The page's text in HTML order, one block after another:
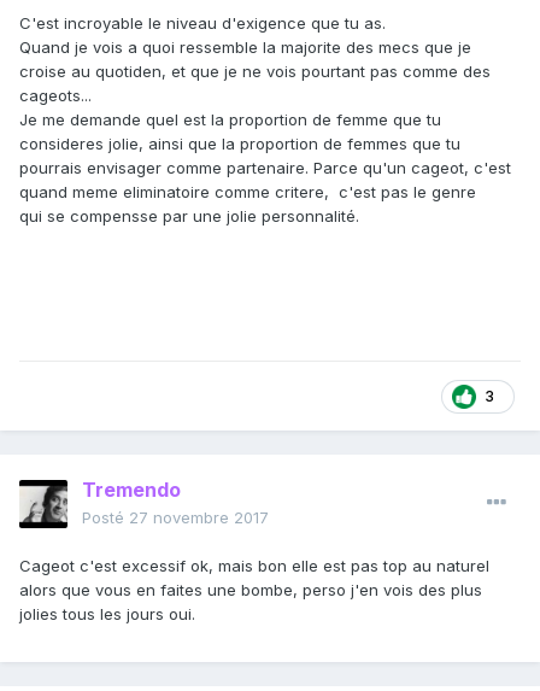
C'est incroyable le niveau d'exigence que tu as.
Quand je vois a quoi ressemble la majorite des mecs que je
croise au quotiden, et que je ne vois pourtant pas comme des
cageots...
Je me demande quel est la proportion de femme que tu
consideres jolie, ainsi que la proportion de femmes que tu
pourrais envisager comme partenaire. Parce qu'un cageot, c'est
quand meme eliminatoire comme critere, c'est pas le genre
qui se compensse par une jolie personnalité.
3
Tremendo
Posté 27 novembre 2017
Cageot c'est excessif ok, mais bon elle est pas top au naturel
alors que vous en faites une bombe, perso j'en vois des plus
jolies tous les jours oui.